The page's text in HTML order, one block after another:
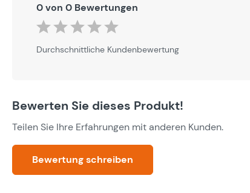
0 von 0 Bewertungen
Durchschnittliche Bewertung von 0 von 5 Sternen
Durchschnittliche Kundenbewertung
Bewerten Sie dieses Produkt!
Teilen Sie Ihre Erfahrungen mit anderen Kunden.
Bewertung schreiben